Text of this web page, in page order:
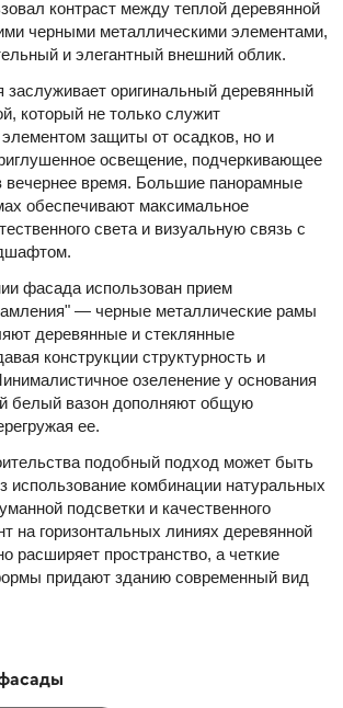
контраст между теплой деревянной
черными металлическими элементами,
и элегантный внешний облик.
заслуживает оригинальный деревянный
который не только служит
защиты от осадков, но и
освещение, подчеркивающее
вечернее время. Большие панорамные
обеспечивают максимальное
света и визуальную связь с
фасада использован прием
— черные металлические рамы
деревянные и стеклянные
конструкции структурность и
озеленение у основания
белый вазон дополняют общую
ее.
подобный подход может быть
использование комбинации натуральных
подсветки и качественного
на горизонтальных линиях деревянной
расширяет пространство, а четкие
придают зданию современный вид